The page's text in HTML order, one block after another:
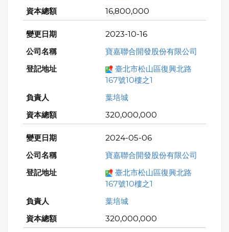
16,800,000
2023-10-16
寶嘉聯合開發股份有限公司
臺北市松山區復興北路
167號10樓之1
葉培城
320,000,000
2024-05-06
寶嘉聯合開發股份有限公司
臺北市松山區復興北路
167號10樓之1
葉培城
320,000,000